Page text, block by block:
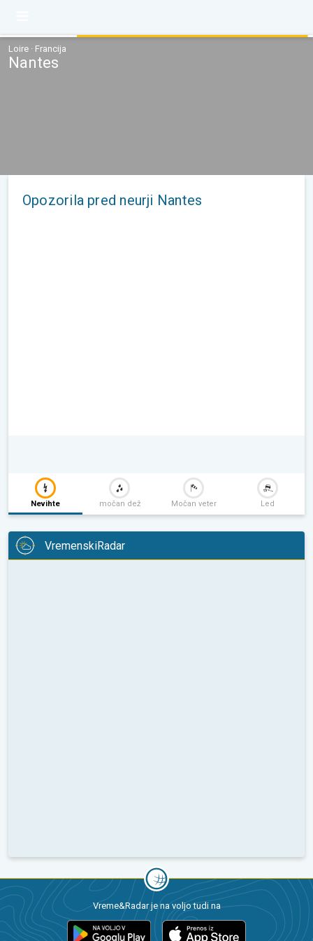
Loire · Francija
Nantes
Opozorila pred neurji Nantes
Nevihte močan dež Močan veter Led
VremenskiRadar
Vreme&Radar je na voljo tudi na